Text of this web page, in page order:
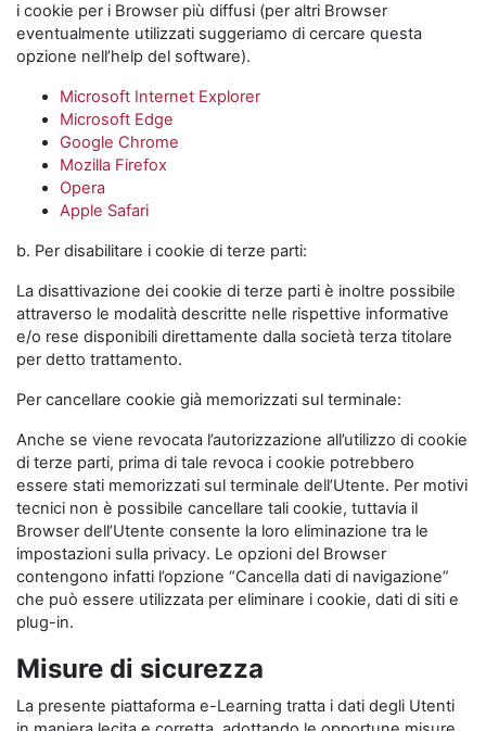
i cookie per i Browser più diffusi (per altri Browser
eventualmente utilizzati suggeriamo di cercare questa
opzione nell’help del software).
Microsoft Internet Explorer
Microsoft Edge
Google Chrome
Mozilla Firefox
Opera
Apple Safari
b. Per disabilitare i cookie di terze parti:
La disattivazione dei cookie di terze parti è inoltre possibile
attraverso le modalità descritte nelle rispettive informative
e/o rese disponibili direttamente dalla società terza titolare
per detto trattamento.
Per cancellare cookie già memorizzati sul terminale:
Anche se viene revocata l’autorizzazione all’utilizzo di cookie
di terze parti, prima di tale revoca i cookie potrebbero
essere stati memorizzati sul terminale dell’Utente. Per motivi
tecnici non è possibile cancellare tali cookie, tuttavia il
Browser dell’Utente consente la loro eliminazione tra le
impostazioni sulla privacy. Le opzioni del Browser
contengono infatti l’opzione “Cancella dati di navigazione”
che può essere utilizzata per eliminare i cookie, dati di siti e
plug-in.
Misure di sicurezza
La presente piattaforma e-Learning tratta i dati degli Utenti